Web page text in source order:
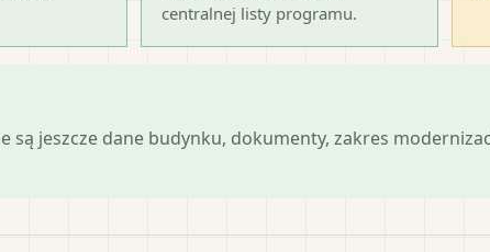
centralnej listy programu.
jeszcze dane budynku, dokumenty, zakres